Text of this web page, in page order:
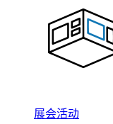
展会活动